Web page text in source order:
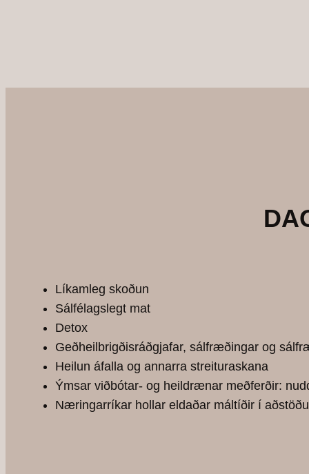
Líkamleg skoðun
Sálfélagslegt mat
Detox
Geðheilbrigðisráðgjafar, sálfræðingar og
Heilun áfalla og annarra streituraskana
Ýmsar viðbótar- og heildrænar meðferðir:
Næringarríkar hollar eldaðar máltíðir í